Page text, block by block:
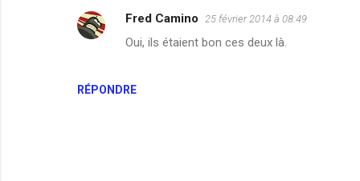
RÉPONDRE
Fred Camino 25 février 2014 à 08:49
Oui, ils étaient bon ces deux là.